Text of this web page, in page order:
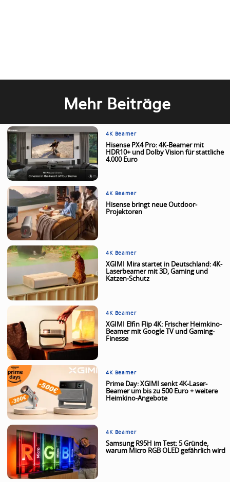
Mehr Beiträge
4K Beamer
Hisense PX4 Pro: 4K-Beamer mit
HDR10+ und Dolby Vision für stattliche
4.000 Euro
4K Beamer
Hisense bringt neue Outdoor-
Projektoren
4K Beamer
XGIMI Mira startet in Deutschland: 4K-
Laserbeamer mit 3D, Gaming und
Katzen-Schutz
4K Beamer
XGIMI Elfin Flip 4K: Frischer Heimkino-
Beamer mit Google TV und Gaming-
Finesse
4K Beamer
Prime Day: XGIMI senkt 4K-Laser-
Beamer um bis zu 500 Euro + weitere
Heimkino-Angebote
4K Beamer
Samsung R95H im Test: 5 Gründe,
warum Micro RGB OLED gefährlich wird